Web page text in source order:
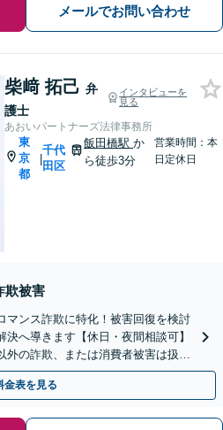
メールでお問い合わせ
柴﨑 拓己 弁
護士
インタビューを
見る
あおいパートナーズ法律事務所
東
京
都
|
千代
田区
飯田橋駅か
ら徒歩3分
営業時間：本
日定休日
欺被害
マンス詐欺に特化！被害回復を検討
へ導きます【休日・夜間相談可】
外の詐欺、または消費者被害は扱っ
）
金表を見る